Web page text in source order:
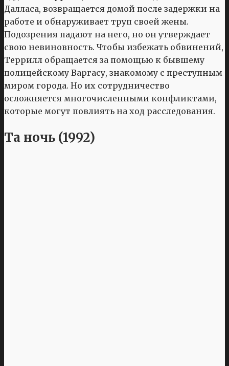
Далласа, возвращается домой после задержки на
работе и обнаруживает труп своей жены.
Подозрения падают на него, но он утверждает
свою невиновность. Чтобы избежать обвинений,
Террилл обращается за помощью к бывшему
полицейскому Варгасу, знакомому с преступным
миром города. Но их сотрудничество
осложняется многочисленными конфликтами,
которые могут повлиять на ход расследования.
Та ночь (1992)